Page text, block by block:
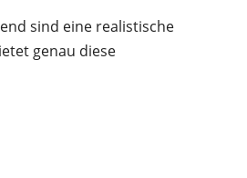
sind eine realistische
genau diese